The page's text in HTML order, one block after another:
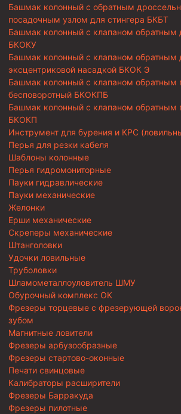
Башмак колонный с обратным
посадочным узлом для стингера БКБТ
Башмак колонный с клапаном обратным
БКОКУ
Башмак колонный с клапаном обратным
эксцентриковой насадкой БКОК Э
Башмак колонный с клапаном
бесповоротный БКОКПБ
Башмак колонный с клапаном
БКОКП
Инструмент для бурения и КРС
Перья для резки кабеля
Шаблоны колонные
Перья гидромониторные
Пауки гидравлические
Пауки механические
Желонки
Ерши механические
Скреперы механические
Штанголовки
Удочки ловильные
Труболовки
Шламометаллоуловитель ШМУ
Обурочный комплекс ОК
Фрезеры торцевые с фрезерующей
зубом
Магнитные ловители
Фрезеры арбузообразные
Фрезеры стартово-оконные
Печати свинцовые
Калибраторы расширители
Фрезеры Барракуда
Фрезеры пилотные